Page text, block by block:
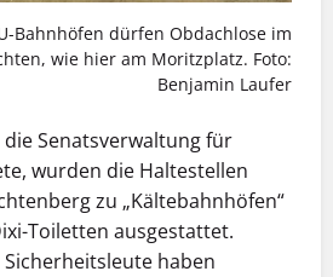
Bahnhöfen dürfen Obdachlose im
wie hier am Moritzplatz. Foto:
Benjamin Laufer
Senatsverwaltung für
wurden die Haltestellen
zu „Kältebahnhöfen“
Toiletten ausgestattet.
haben